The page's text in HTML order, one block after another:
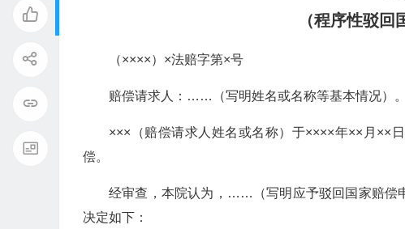
（程序性驳回
（××××）×法赔字第×号
赔偿请求人：……（写明姓名或名称等基本情况）。
×××（赔偿请求人姓名或名称）于××××年××月
偿。
经审查，本院认为，……（写明应予驳回国家赔偿
决定如下：